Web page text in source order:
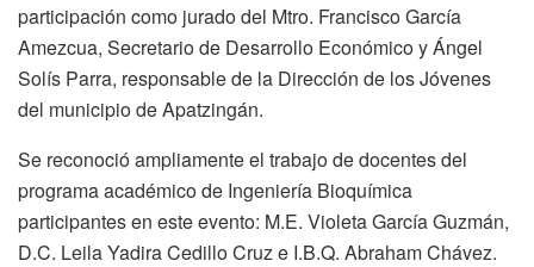
participación como jurado del Mtro. Francisco García
Amezcua, Secretario de Desarrollo Económico y Ángel
Solís Parra, responsable de la Dirección de los Jóvenes
del municipio de Apatzingán.
Se reconoció ampliamente el trabajo de docentes del
programa académico de Ingeniería Bioquímica
participantes en este evento: M.E. Violeta García Guzmán,
D.C. Leila Yadira Cedillo Cruz e I.B.Q. Abraham Chávez.